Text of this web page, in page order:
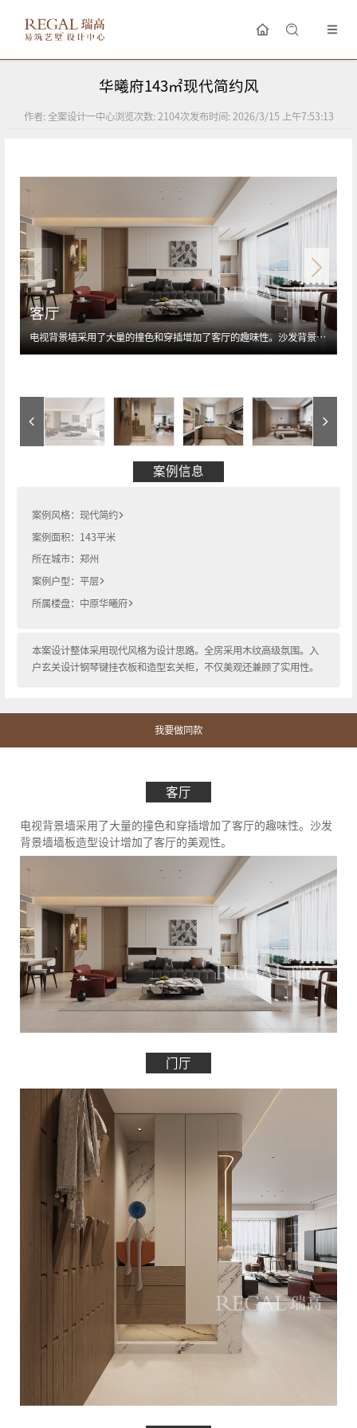
华曦府143㎡现代简约风
作者: 全案设计一中心浏览次数: 2104次发布时间: 2026/3/15 上午7:53:13
客厅
电视背景墙采用了大量的撞色和穿插增加了客厅的趣味性。沙发背景墙墙板造型设计增加了客厅的美观性。
案例信息
案例风格：现代简约
案例面积： 143平米
所在城市：郑州
案例户型：平层
所属楼盘： 中原华曦府
本案设计整体采用现代风格为设计思路。全房采用木纹高级氛围。入
户玄关设计钢琴键挂衣板和造型玄关柜，不仅美观还兼顾了实用性。
我要做同款
客厅
电视背景墙采用了大量的撞色和穿插增加了客厅的趣味性。沙发
背景墙墙板造型设计增加了客厅的美观性。
门厅